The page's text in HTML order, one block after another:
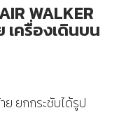
WALKER
เครื่องเดินบน
ย ยกกระชับได้รูป